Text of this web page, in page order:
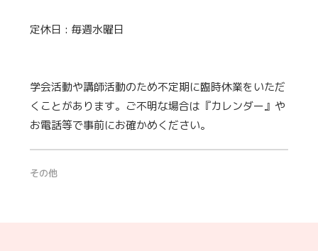
定休日 : 毎週水曜日
学会活動や講師活動のため不定期に臨時休業をいただ
くことがあります。ご不明な場合は『カレンダー』や
お電話等で事前にお確かめください。
その他